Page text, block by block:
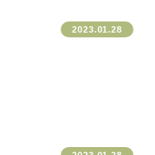
2023.01.28